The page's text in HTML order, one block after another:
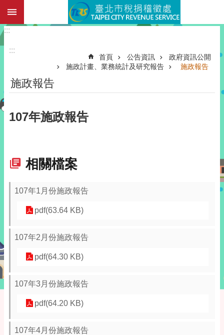
跳到主要內容區塊
:::
:::
首頁 公告資訊
政府資訊公開
施政計畫、業務統計及研究報告
施政報告
施政報告
107年施政報告
相關檔案
107年1月份施政報告
pdf(63.64 KB)
107年2月份施政報告
pdf(64.30 KB)
107年3月份施政報告
pdf(64.20 KB)
107年4月份施政報告